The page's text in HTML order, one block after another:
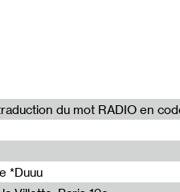
du mot RADIO en
*Duuu